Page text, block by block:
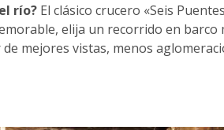
río? El clásico crucero «Seis
elija un recorrido en barco
mejores vistas, menos